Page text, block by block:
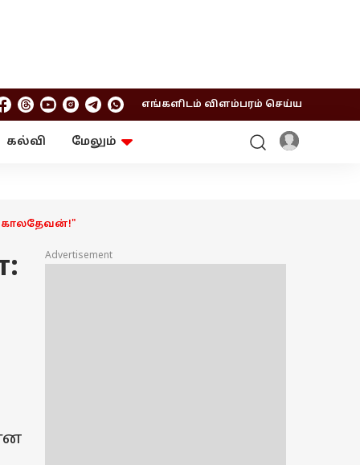
எங்களிடம் விளம்பரம் செய்ய
கல்வி
மேலும்
காலதேவன்!"
Advertisement